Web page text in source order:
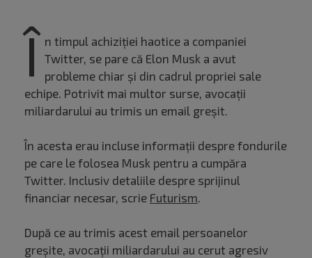
Î n timpul achiziției haotice a companiei
Twitter, se pare că Elon Musk a avut
probleme chiar și din cadrul propriei sale
echipe. Potrivit mai multor surse, avocații
miliardarului au trimis un email greșit.
În acesta erau incluse informații despre fondurile
pe care le folosea Musk pentru a cumpăra
Twitter. Inclusiv detaliile despre sprijinul
financiar necesar, scrie Futurism.
După ce au trimis acest email persoanelor
greșite, avocații miliardarului au cerut agresiv